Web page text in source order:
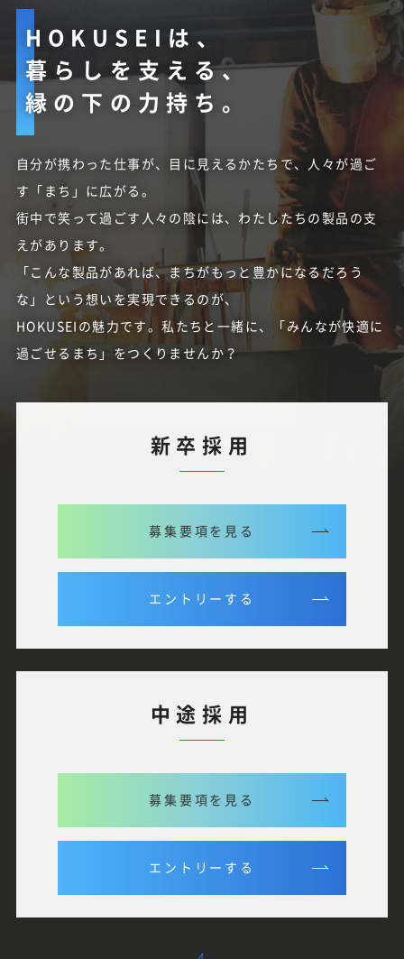
HOKUSEIは、
暮らしを支える、
縁の下の力持ち。
自分が携わった仕事が、目に見えるかたちで、人々が過ご
す「まち」に広がる。
街中で笑って過ごす人々の陰には、わたしたちの製品の支
えがあります。
「こんな製品があれば、まちがもっと豊かになるだろう
な」という想いを実現できるのが、
HOKUSEIの魅力です。私たちと一緒に、「みんなが快適に
過ごせるまち」をつくりませんか？
新卒採用
募集要項を見る
エントリーする
中途採用
募集要項を見る
エントリーする